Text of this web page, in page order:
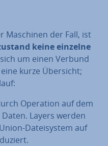
Maschinen der Fall, ist
keine einzelne
um einen Verbund
kurze Übersicht;
Operation auf dem
Layers werden
Da­tei­sys­tem auf